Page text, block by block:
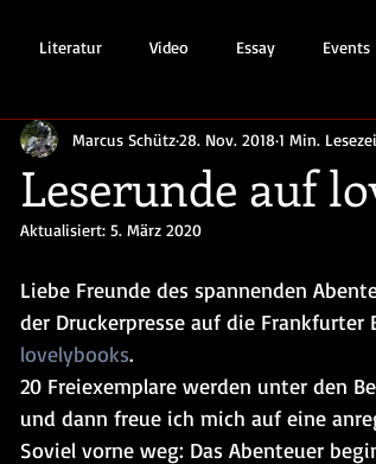
Literatur Video Essay Events
Leserunde auf
Marcus Schütz28. Nov. 20181 Min.
Aktualisiert: 5. März 2020
Liebe Freunde des spannenden
der Druckerpresse auf die
lovelybooks.
20 Freiexemplare werden unter den
und dann freue ich mich auf eine
Soviel vorne weg: Das Abenteuer